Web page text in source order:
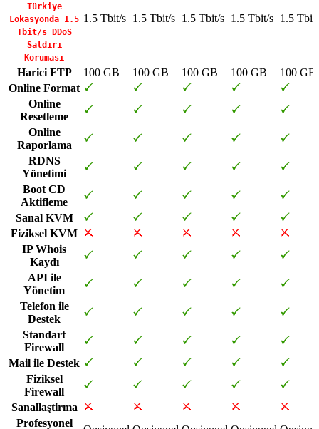
Türkiye
Lokasyonda 1.5
Tbit/s DDoS
Saldırı
Koruması
1.5 Tbit/s 1.5 Tbit/s 1.5 Tbit/s 1.5 Tbit/s 1.5
Harici FTP 100 GB 100 GB 100 GB 100 GB
100 GB
Online Format
Online
Resetleme
Online
Raporlama
RDNS
Yönetimi
Boot CD
Aktifleme
Sanal KVM
Fiziksel KVM
IP Whois
Kaydı
API ile
Yönetim
Telefon ile
Destek
Standart
Firewall
Mail ile Destek
Fiziksel
Firewall
Sanallaştirma
Profesyonel